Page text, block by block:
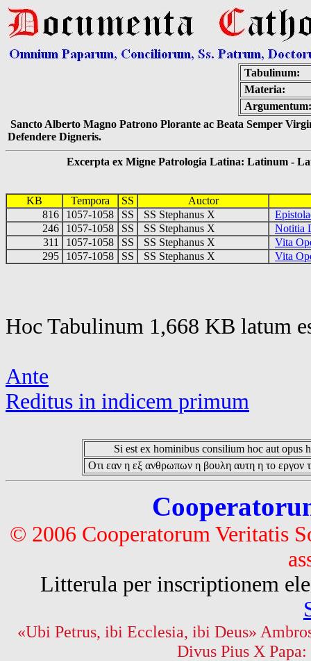
Tabulinum:
Materia:
Argumentum:
Sancto Alberto Magno Patrono Plorante ac Beata Semper
Defendere Digneris.
Excerpta ex Migne Patrologia Latina: Latinum -
KB Tempora SS
Auctor
816
1057-1058 SS SS Stephanus X
246
1057-1058 SS SS Stephanus X
Notitia
311
1057-1058 SS SS Stephanus X
Vita
295
1057-1058 SS SS Stephanus X Vita
Hoc Tabulinum 1,668 KB latum
Ante
Reditus in indicem primum
Si est ex hominibus consilium hoc aut opus
Οτι εαν η εξ ανθρωπων η βουλη αυτη η το εργον
© 2006 Cooperatorum Veritatis
Litterula per inscriptionem
«Ubi Petrus, ibi Ecclesia, ibi Deus»
Divus Pius X Papa: